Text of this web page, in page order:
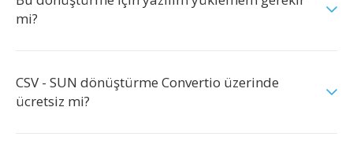
mi?
CSV - SUN dönüştürme Convertio üzerinde
ücretsiz mi?